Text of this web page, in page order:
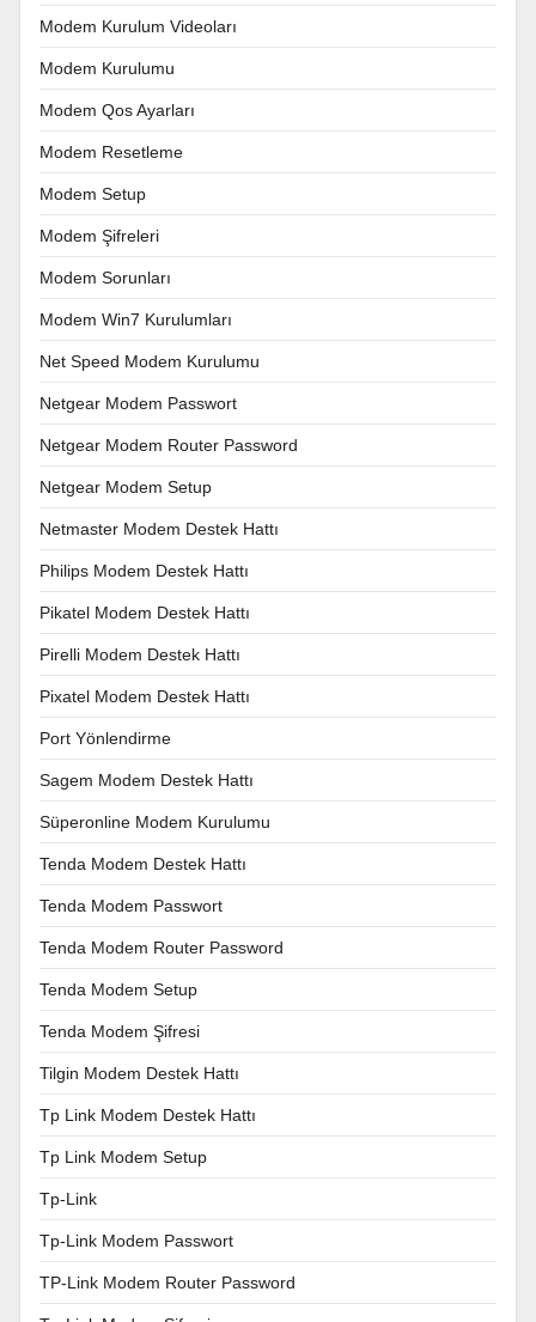
Modem Kurulum Videoları
Modem Kurulumu
Modem Qos Ayarları
Modem Resetleme
Modem Setup
Modem Şifreleri
Modem Sorunları
Modem Win7 Kurulumları
Net Speed Modem Kurulumu
Netgear Modem Passwort
Netgear Modem Router Password
Netgear Modem Setup
Netmaster Modem Destek Hattı
Philips Modem Destek Hattı
Pikatel Modem Destek Hattı
Pirelli Modem Destek Hattı
Pixatel Modem Destek Hattı
Port Yönlendirme
Sagem Modem Destek Hattı
Süperonline Modem Kurulumu
Tenda Modem Destek Hattı
Tenda Modem Passwort
Tenda Modem Router Password
Tenda Modem Setup
Tenda Modem Şifresi
Tilgin Modem Destek Hattı
Tp Link Modem Destek Hattı
Tp Link Modem Setup
Tp-Link
Tp-Link Modem Passwort
TP-Link Modem Router Password